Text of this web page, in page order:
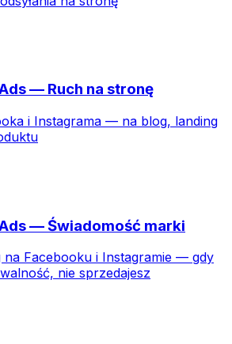
— Ruch na stronę
i Instagrama — na blog, landing
— Świadomość marki
na Facebooku i Instagramie — gdy
nie sprzedajesz